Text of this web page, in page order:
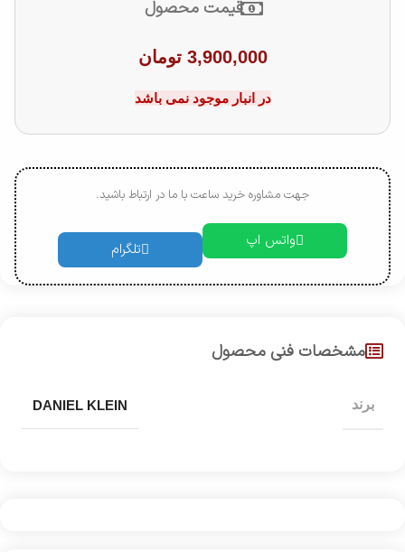
قیمت محصول
3,900,000 تومان
در انبار موجود نمی باشد
جهت مشاوره خرید ساعت با ما در ارتباط باشید.
واتس اپ تلگرام
مشخصات فنی محصول
برند DANIEL KLEIN